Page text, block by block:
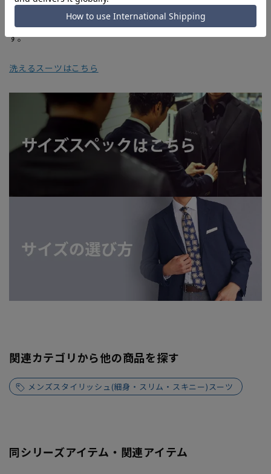
■お急ぎ発送のご注文につきましても、ご注文のタイミングに
よってはお急ぎ発送サービスを選択できない場合がございま
す。
洗えるスーツはこちら
関連カテゴリから他の商品を探す
メンズスタイリッシュ(細身・スリム・スキニー)スーツ
同シリーズアイテム・関連アイテム